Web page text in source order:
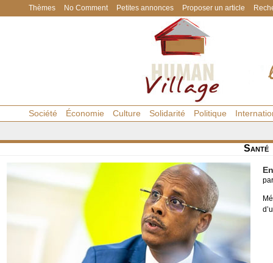
Thèmes No Comment Petites annonces Proposer un article
Société Économie Culture Solidarité Politique
Santé